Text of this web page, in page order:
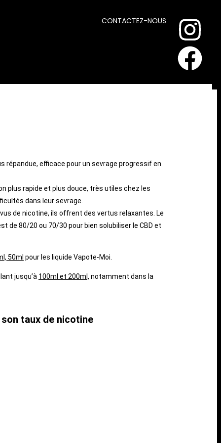
CONTACTEZ-NOUS
répandue, efficace pour un sevrage progressif en
plus rapide et plus douce, très utiles chez les
dans leur sevrage.
de nicotine, ils offrent des vertus relaxantes. Le
de 80/20 ou 70/30 pour bien solubiliser le CBD et
50ml pour les liquide Vapote-Moi.
jusqu’à 100ml et 200ml, notamment dans la
taux de nicotine